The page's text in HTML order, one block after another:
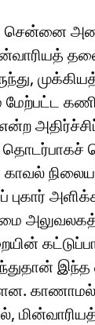
சென்னை
மேற்பட்ட
அதிர்ச்சிப்
காவல்
புகார்
இந்த